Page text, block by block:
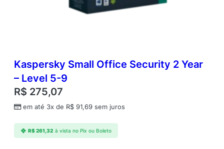
i
d
e
Kaspersky Small Office Security 2 Year
– Level 5-9
R$ 275,07
em até 3x de R$ 91,69 sem juros
R$261,32 à vista no Pix ou Boleto